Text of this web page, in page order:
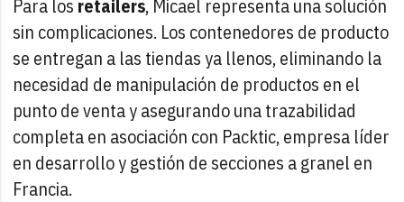
Para los retailers, Micael representa una solución
sin complicaciones. Los contenedores de producto
se entregan a las tiendas ya llenos, eliminando la
necesidad de manipulación de productos en el
punto de venta y asegurando una trazabilidad
completa en asociación con Packtic, empresa líder
en desarrollo y gestión de secciones a granel en
Francia.